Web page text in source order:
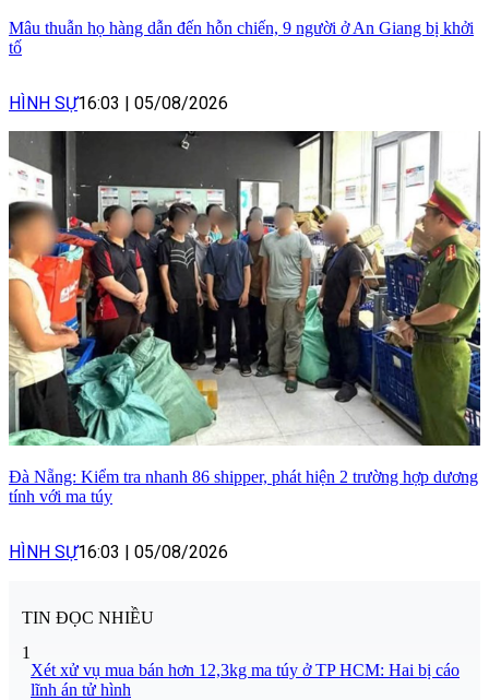
Mâu thuẫn họ hàng dẫn đến hỗn chiến, 9 người ở An Giang bị khởi
tố
HÌNH SỰ16:03 | 05/08/2026
Đà Nẵng: Kiểm tra nhanh 86 shipper, phát hiện 2 trường hợp dương
tính với ma túy
HÌNH SỰ16:03 | 05/08/2026
TIN ĐỌC NHIỀU
1
Xét xử vụ mua bán hơn 12,3kg ma túy ở TP HCM: Hai bị cáo
lĩnh án tử hình